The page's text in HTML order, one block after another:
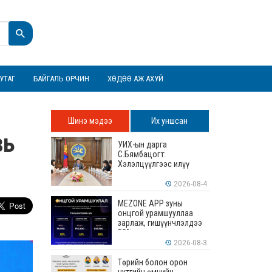
БАЙГАЛЬ ОРЧИН ХӨДӨӨ АЖ АХУЙ
Шинэ мэдээ Их уншсан
УИХ-ын дарга
С.Бямбацогт:
Хэлэлцүүлгээс илүү
илүү бодит үр дүн чухал
2026-08-4
MEZONE APP зуны
онцгой урамшууллаа
зарлаж, гишүүнчлэлдээ
50% хүртэлх хөнгөлөлт
үзүүлж эхэллээ 2026-08-3
Төрийн болон орон